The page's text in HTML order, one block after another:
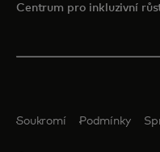
Centrum pro inkluzivní
Soukromí Podmínky